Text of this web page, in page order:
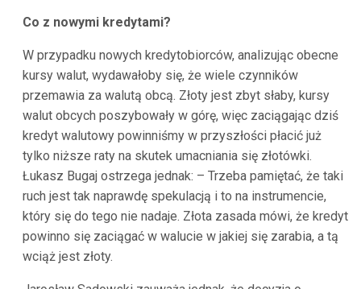
Co z nowymi kredytami?
W przypadku nowych kredytobiorców, analizując obecne
kursy walut, wydawałoby się, że wiele czynników
przemawia za walutą obcą. Złoty jest zbyt słaby, kursy
walut obcych poszybowały w górę, więc zaciągając dziś
kredyt walutowy powinniśmy w przyszłości płacić już
tylko niższe raty na skutek umacniania się złotówki.
Łukasz Bugaj ostrzega jednak: – Trzeba pamiętać, że taki
ruch jest tak naprawdę spekulacją i to na instrumencie,
który się do tego nie nadaje. Złota zasada mówi, że kredyt
powinno się zaciągać w walucie w jakiej się zarabia, a tą
wciąż jest złoty.